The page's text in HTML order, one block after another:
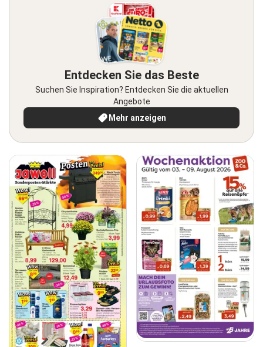
Entdecken Sie das Beste
Suchen Sie Inspiration? Entdecken Sie die aktuellen
Angebote
Mehr anzeigen